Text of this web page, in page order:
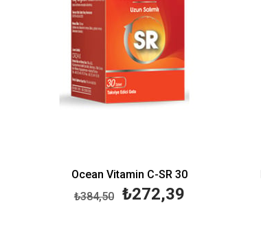
Ocean Vitamin C-SR 30
₺272,39
₺384,50